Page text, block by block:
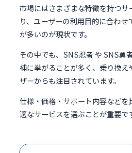
市場にはさまざまな特徴を持つサ
り、ユーザーの利用目的に合わせ
が多いのが現状です。
その中でも、SNS忍者 や SNS勇
補に挙がることが多く、乗り換え
ザーからも注目されています。
仕様・価格・サポート内容など
適なサービスを選ぶことが重要で